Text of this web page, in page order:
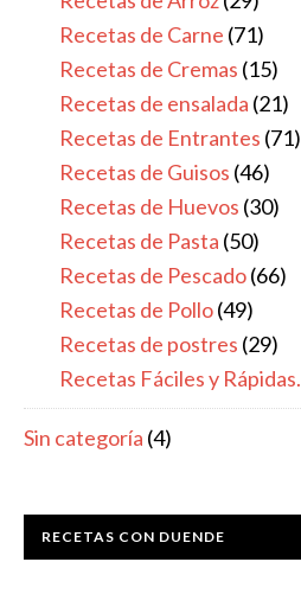
Recetas de Carne (71)
Recetas de Cremas (15)
Recetas de ensalada (21)
Recetas de Entrantes (71)
Recetas de Guisos (46)
Recetas de Huevos (30)
Recetas de Pasta (50)
Recetas de Pescado(66)
Recetas de Pollo(49)
Recetas de postres (29)
Recetas Fáciles y Rápidas.
Sin categoría (4)
RECETAS CON DUENDE